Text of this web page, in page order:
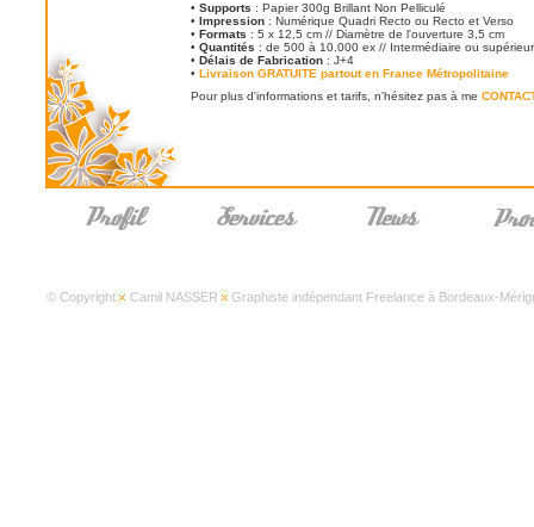
• Supports : Papier 300g Brillant Non Pelliculé
• Impression : Numérique Quadri Recto ou Recto et Verso
• Formats : 5 x 12,5 cm // Diamètre de l'ouverture 3,5 cm
• Quantités : de 500 à 10.000 ex // Intermédiaire ou
• Délais de Fabrication : J+4
• Livraison GRATUITE partout en France Métropolitaine
Pour plus d'informations et tarifs, n'hésitez pas à me
© Copyright Camil NASSER Graphiste indépendant Freelance à Bordeaux-